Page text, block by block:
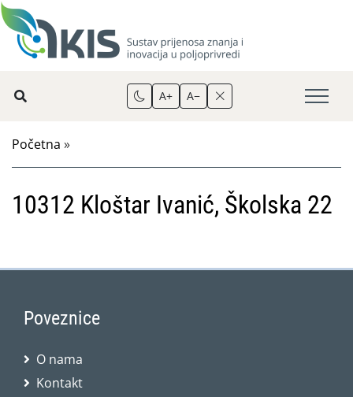
A+ A−
Početna »
10312 Kloštar Ivanić, Školska 22
Poveznice
O nama
Kontakt